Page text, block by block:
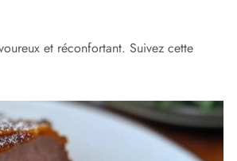
et réconfortant. Suivez cette